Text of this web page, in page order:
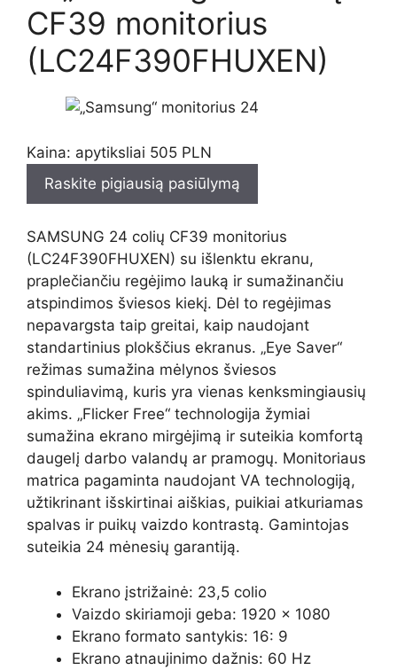
CF39 monitorius
(LC24F390FHUXEN)
Kaina: apytiksliai 505 PLN
Raskite pigiausią pasiūlymą
SAMSUNG 24 colių CF39 monitorius
(LC24F390FHUXEN) su išlenktu ekranu,
praplečiančiu regėjimo lauką ir sumažinančiu
atspindimos šviesos kiekį. Dėl to regėjimas
nepavargsta taip greitai, kaip naudojant
standartinius plokščius ekranus. „Eye Saver“
režimas sumažina mėlynos šviesos
spinduliavimą, kuris yra vienas kenksmingiausių
akims. „Flicker Free“ technologija žymiai
sumažina ekrano mirgėjimą ir suteikia komfortą
daugelį darbo valandų ar pramogų. Monitoriaus
matrica pagaminta naudojant VA technologiją,
užtikrinant išskirtinai aiškias, puikiai atkuriamas
spalvas ir puikų vaizdo kontrastą. Gamintojas
suteikia 24 mėnesių garantiją.
Ekrano įstrižainė: 23,5 colio
Vaizdo skiriamoji geba: 1920 x 1080
Ekrano formato santykis: 16: 9
Ekrano atnaujinimo dažnis: 60 Hz